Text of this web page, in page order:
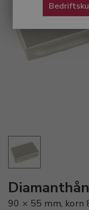
90 × 55 mm, korn